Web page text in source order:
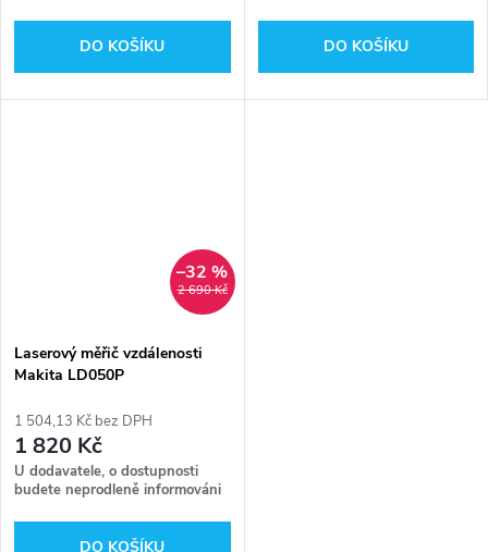
DO KOŠÍKU DO KOŠÍKU
2 690 Kč
–32 %
Laserový měřič vzdálenosti
Makita LD050P
1 504,13 Kč bez DPH
1 820 Kč
U dodavatele, o dostupnosti
budete neprodleně informováni
DO KOŠÍKU